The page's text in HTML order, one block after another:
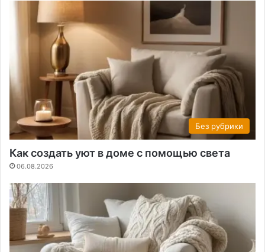
Без рубрики
Как создать уют в доме с помощью света
06.08.2026